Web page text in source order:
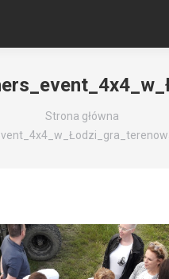
Strona główna